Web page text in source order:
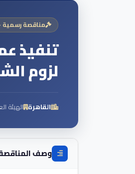
مناقصة
تنفيذ
لزوم
القاهرة الهيئة
وصف